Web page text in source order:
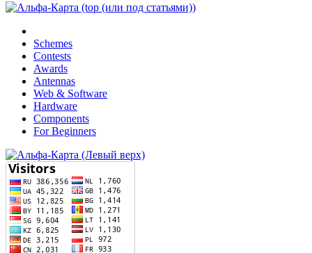
Schemes
Contests
Awards
Antennas
Web & Software
Hardware
Components
For Beginners